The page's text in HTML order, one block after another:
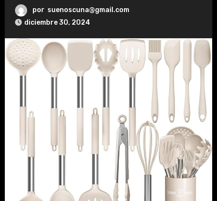
por suenoscuna@gmail.com
diciembre 30, 2024